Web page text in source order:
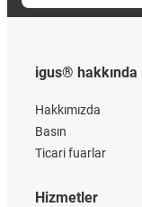
igus® hakkında
Hakkımızda
Basın
Ticari fuarlar
Hizmetler